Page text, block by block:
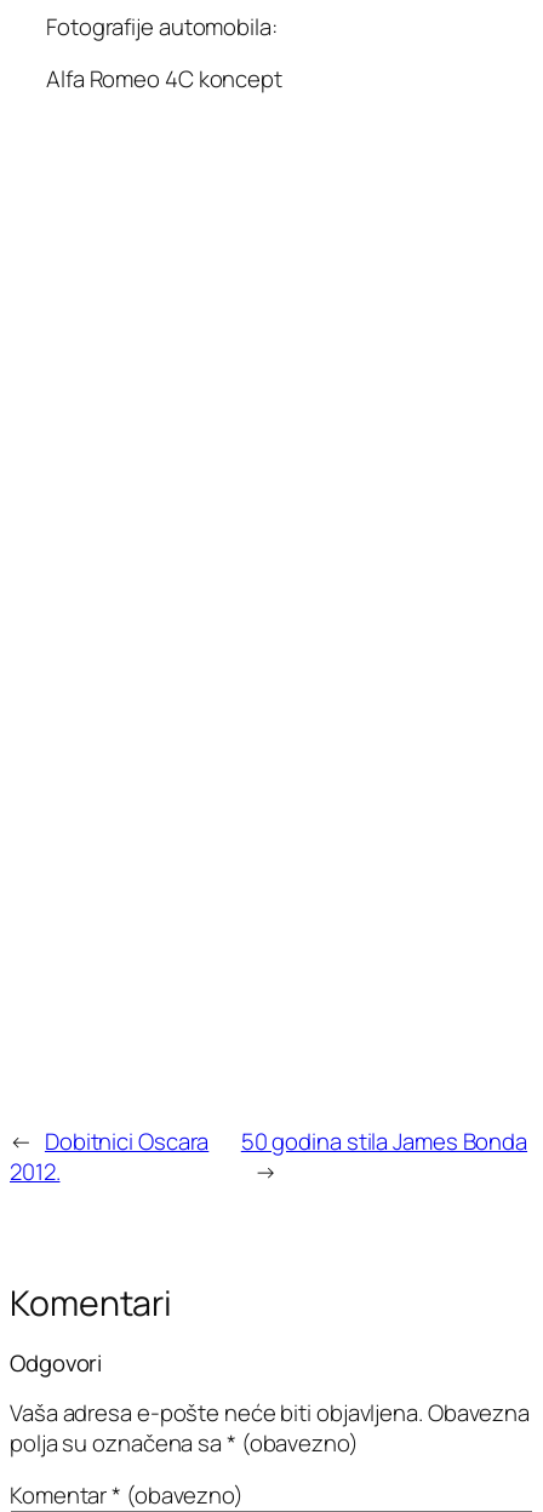
Fotografije automobila:
Alfa Romeo 4C koncept
← Dobitnici Oscara
2012.
50 godina stila James Bonda
→
Komentari
Odgovori
Vaša adresa e-pošte neće biti objavljena.Obavezna
polja su označena sa* (obavezno)
Komentar* (obavezno)